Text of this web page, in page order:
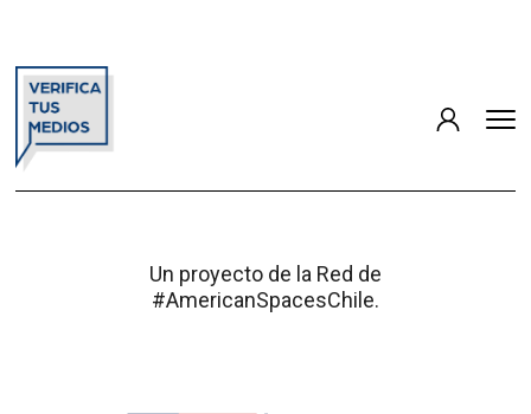
Un proyecto de la Red de
#AmericanSpacesChile.